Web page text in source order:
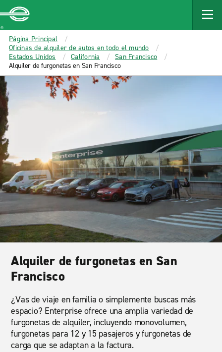
MAIN
CONTENT
Enterprise
Página Principal
Oficinas de alquiler de autos en todo el mundo
Estados Unidos
California
San Francisco
Alquiler de furgonetas en San Francisco
Alquiler de furgonetas en San
Francisco
¿Vas de viaje en familia o simplemente buscas más
espacio? Enterprise ofrece una amplia variedad de
furgonetas de alquiler, incluyendo monovolumen,
furgonetas para 12 y 15 pasajeros y furgonetas de
carga que se adaptan a la factura.